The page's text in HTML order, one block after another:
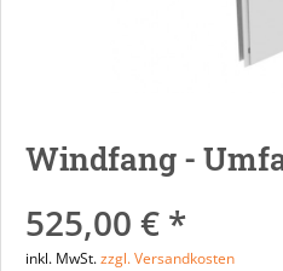
Windfang -
525,00 € *
inkl. MwSt.zzgl. Versandkosten